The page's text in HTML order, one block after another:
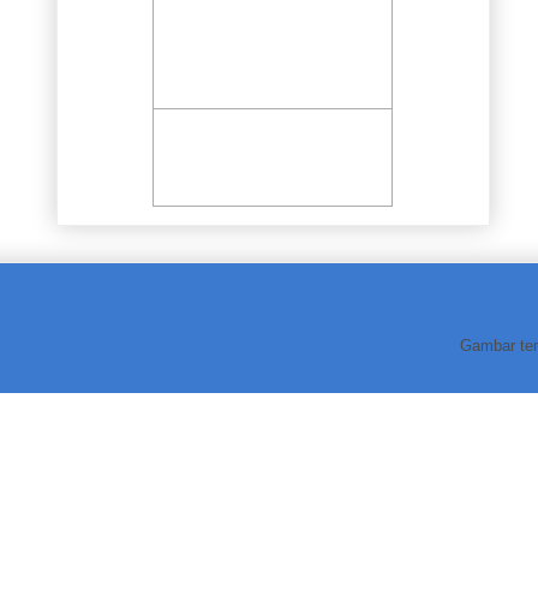
Gambar